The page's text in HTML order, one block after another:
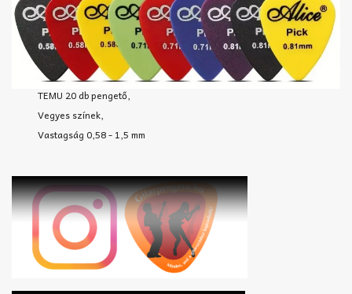
TEMU 20 db pengető,
Vegyes színek,
Vastagság 0,58 - 1,5 mm